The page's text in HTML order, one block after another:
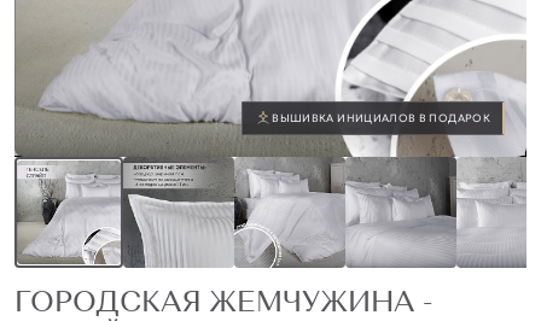
ВЫШИВКА ИНИЦИАЛОВ В ПОДАРОК
ГОРОДСКАЯ ЖЕМЧУЖИНА -